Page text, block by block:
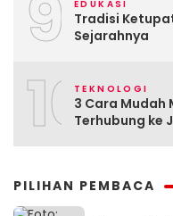
9 EDUKASI
Tradisi
Sejarahnya
10TEKNOLOGI
3 Cara Mudah
Terhubung ke
PILIHAN PEMBACA